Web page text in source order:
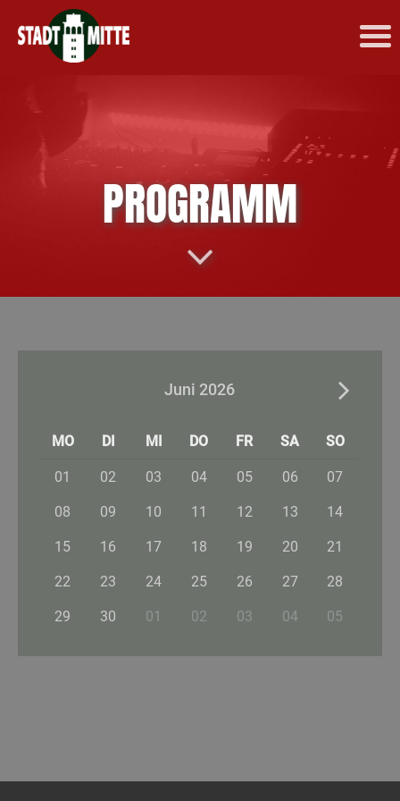
PROGRAMM
Juni 2026
MO DI MI DO FR SA SO
01 02 03 04 05 06 07
08 09 10 11 12 13 14
15 16 17 18 19 20 21
22 23 24 25 26 27 28
29 30 01 02 03 04 05